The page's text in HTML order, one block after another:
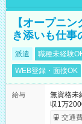
【オープニ
き添いも仕事
派遣 職種未経験
WEB登録・面接OK
給与
無資格
収1万
交通